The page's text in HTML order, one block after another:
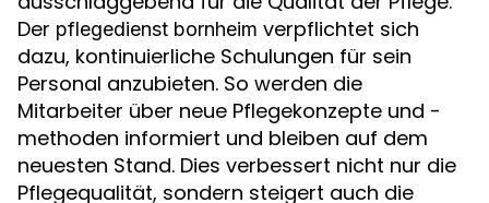
Der pflegedienst bornheim verpflichtet sich
dazu, kontinuierliche Schulungen für sein
Personal anzubieten. So werden die
Mitarbeiter über neue Pflegekonzepte und -
methoden informiert und bleiben auf dem
neuesten Stand. Dies verbessert nicht nur die
Pflegequalität, sondern steigert auch die